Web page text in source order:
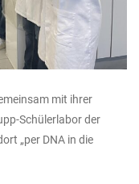
mit ihrer
Schülerlabor der
„per DNA in die